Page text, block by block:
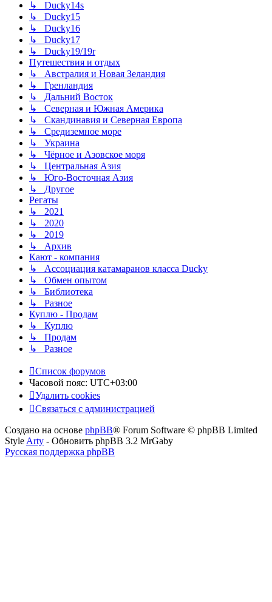
↳ Ducky14s
↳ Ducky15
↳ Ducky16
↳ Ducky17
↳ Ducky19/19r
Путешествия и отдых
↳ Австралия и Новая Зеландия
↳ Гренландия
↳ Дальний Восток
↳ Северная и Южная Америка
↳ Скандинавия и Северная Европа
↳ Средиземное море
↳ Украина
↳ Чёрное и Азовское моря
↳ Центральная Азия
↳ Юго-Восточная Азия
↳ Другое
Регаты
↳ 2021
↳ 2020
↳ 2019
↳ Архив
Кают - компания
↳ Ассоциация катамаранов класса Ducky
↳ Обмен опытом
↳ Библиотека
↳ Разное
Куплю - Продам
↳ Куплю
↳ Продам
↳ Разное
Список форумов
Часовой пояс: UTC+03:00
Удалить cookies
Связаться с администрацией
Создано на основе phpBB® Forum Software © phpBB Limited
StyleArty - Обновить phpBB 3.2 MrGaby
Русская поддержка phpBB